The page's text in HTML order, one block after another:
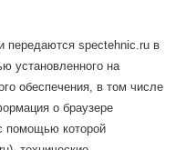
передаются spectehnic.ru в
установленного на
обеспечения, в том числе
о браузере
помощью которой